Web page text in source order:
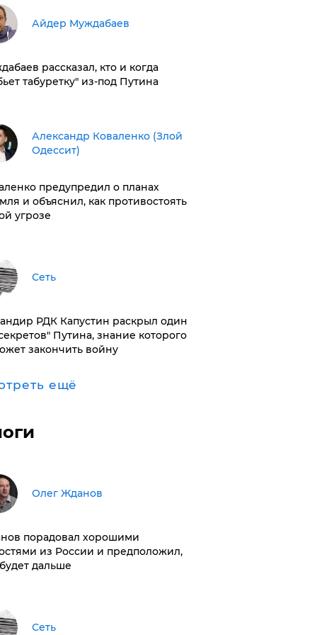
Айдер Муждабаев
рассказал, кто и когда
табуретку" из-под Путина
Александр Коваленко (Злой
Одессит)
предупредил о планах
и объяснил, как противостоять
угрозе
Сеть
РДК Капустин раскрыл один
Путина, знание которого
закончить войну
ещё
Олег Жданов
порадовал хорошими
из России и предположил,
дальше
Сеть